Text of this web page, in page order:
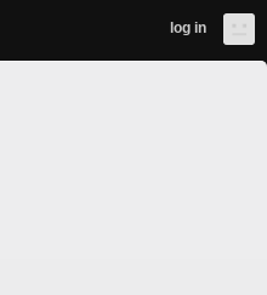
log in